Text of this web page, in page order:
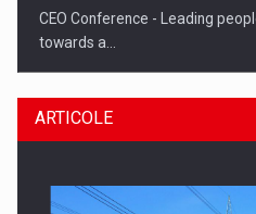
CEO Conference - Leading
towards a…
ARTICOLE